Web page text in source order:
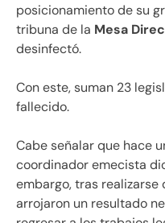
posicionamiento de su
tribuna de la Mesa
desinfectó.
Con este, suman 23
fallecido.
Cabe señalar que hace
coordinador emecista
embargo, tras realizarse
arrojaron un resultado